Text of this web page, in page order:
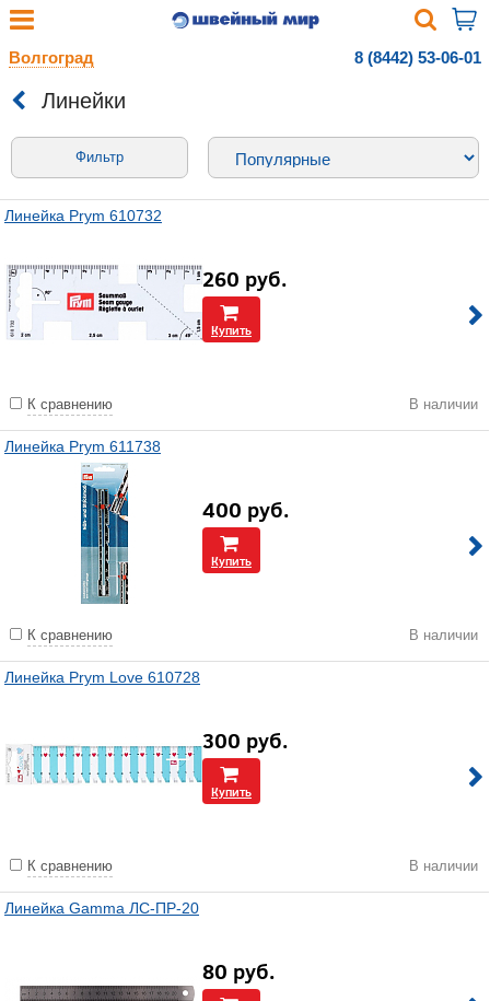
Волгоград 8 (8442) 53-06-01
Линейки
Фильтр
Линейка Prym 610732
260 руб.
Купить
К сравнению В наличии
Линейка Prym 611738
400 руб.
Купить
К сравнению В наличии
Линейка Prym Love 610728
300 руб.
Купить
К сравнению В наличии
Линейка Gamma ЛС-ПР-20
80 руб.